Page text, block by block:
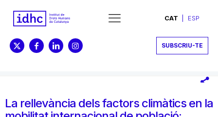
CAT ESP
SUBSCRIU-TE
La rellevància dels factors climàtics en la